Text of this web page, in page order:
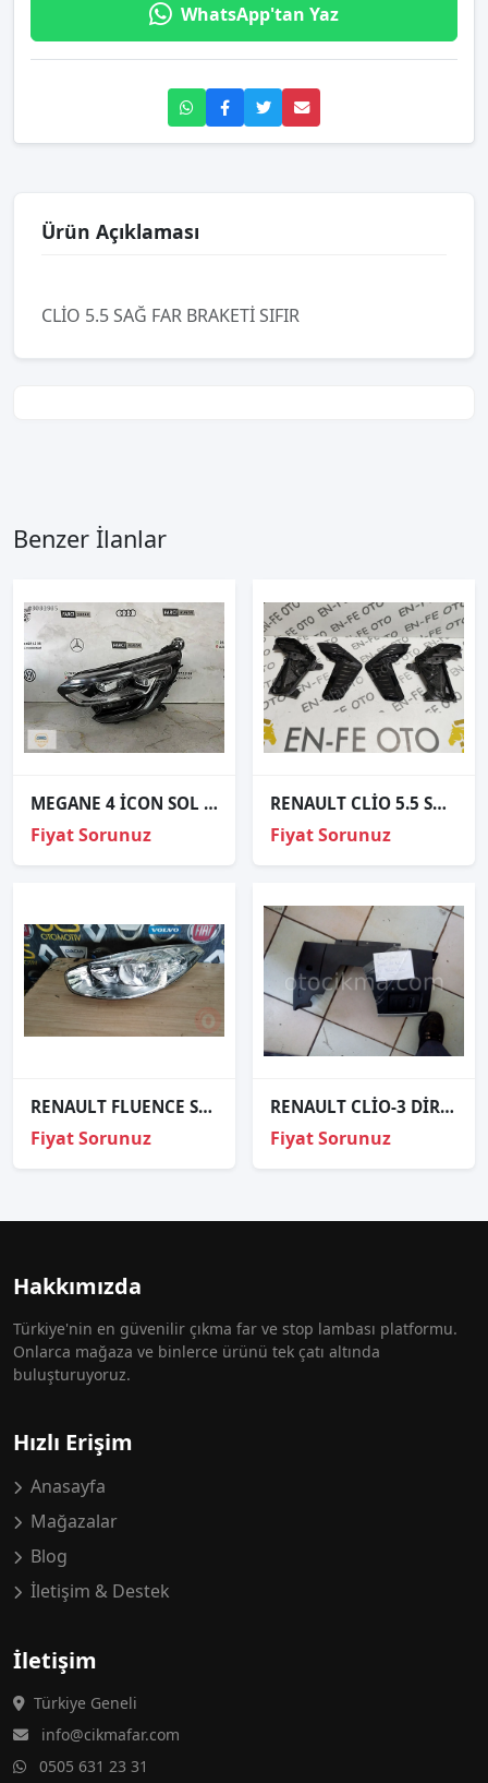
WhatsApp'tan Yaz
Ürün Açıklaması
CLİO 5.5 SAĞ FAR BRAKETİ SIFIR
Benzer İlanlar
MEGANE 4 İCON SOL FAR ORJİNAL
Fiyat Sorunuz
RENAULT CLİO 5.5 SOL SİS GÜNDÜZ LED FAR KASASI
Fiyat Sorunuz
RENAULT FLUENCE SOL ÖN FAR ORJİNAL ÇIKMA PARÇALAR
Fiyat Sorunuz
RENAULT CLİO-3 DİREKSİYON ALT KAPLAMASI FAR YÖNLENDİRME DÜĞM
Fiyat Sorunuz
Hakkımızda
Türkiye'nin en güvenilir çıkma far ve stop lambası platformu.
Onlarca mağaza ve binlerce ürünü tek çatı altında
buluşturuyoruz.
Hızlı Erişim
Anasayfa
Mağazalar
Blog
İletişim & Destek
İletişim
Türkiye Geneli
info@cikmafar.com
0505 631 23 31